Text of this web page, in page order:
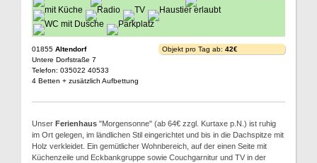
01855 Altendorf
Untere Dorfstraße 7
Telefon: 035022 40533
4 Betten + zusätzlich Aufbettung
Objekt pro Tag ab: 42€
Unser Ferienhaus "Morgensonne" (ab 64€ zzgl. Kurtaxe p.N.) ist ruhig
im Ort gelegen, im ländlichen Stil eingerichtet und bis in die Dachspitze mit
Holz verkleidet. Ein gemütlicher Wohnbereich, auf der einen Seite mit
Küchenzeile und Eckbankgruppe sowie Couchgarnitur und TV in der